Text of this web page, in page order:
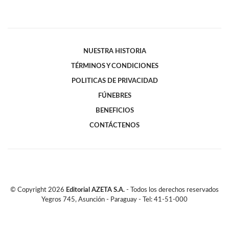
NUESTRA HISTORIA
TÉRMINOS Y CONDICIONES
POLITICAS DE PRIVACIDAD
FÚNEBRES
BENEFICIOS
CONTÁCTENOS
© Copyright 2026 Editorial AZETA S.A. - Todos los derechos reservados
Yegros 745, Asunción - Paraguay - Tel: 41-51-000